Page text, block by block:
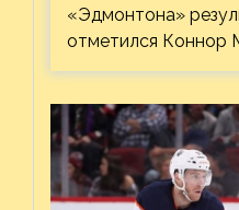
«Эдмонтона»
отметился Коннор